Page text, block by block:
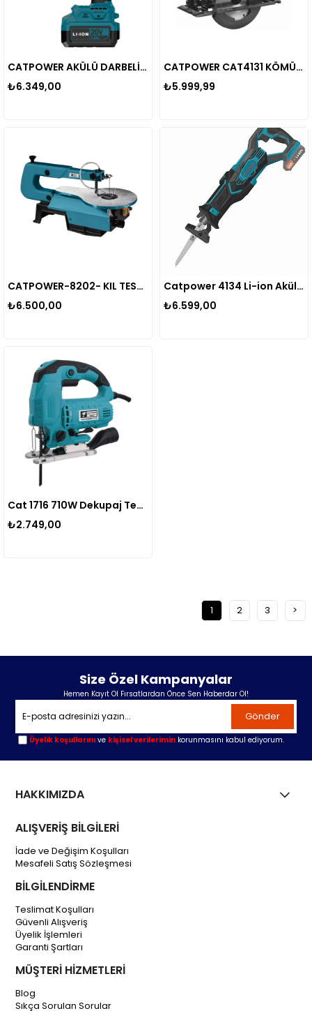
CATPOWER AKÜLÜ DARBELİ VİDALAMA CAT4211 Li-ion 100NM (MAKİNE) KÖMÜRSÜZ 13 MM + (4.0Ak Akü)+(Hızlı Şarj Aleti)
₺6.349,00
CATPOWER CAT4131 KÖMÜRSÜZ AKÜLÜ SUNTA KESME 20V Lİ-İON AKÜ HARİÇ
₺5.999,99
CATPOWER-8202- KIL TESTERE 120W
₺6.500,00
Catpower 4134 Li-ion Akülü Tilki Kuyruğu 20V 2Ah
₺6.599,00
Cat 1716 710W Dekupaj Testeresi
₺2.749,00
1 2 3 >
Size Özel Kampanyalar
Hemen Kayıt Ol Fırsatlardan Önce Sen Haberdar Ol!
Gönder
Üyelik koşullarını ve kişisel verilerimin korunmasını kabul ediyorum.
HAKKIMIZDA
ALIŞVERİŞ BİLGİLERİ
İade ve Değişim Koşulları
Mesafeli Satış Sözleşmesi
BİLGİLENDİRME
Teslimat Koşulları
Güvenli Alışveriş
Üyelik İşlemleri
Garanti Şartları
MÜŞTERİ HİZMETLERİ
Blog
Sıkça Sorulan Sorular